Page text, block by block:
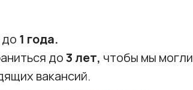
1 года.
до3 лет, чтобы мы могли
вакансий.